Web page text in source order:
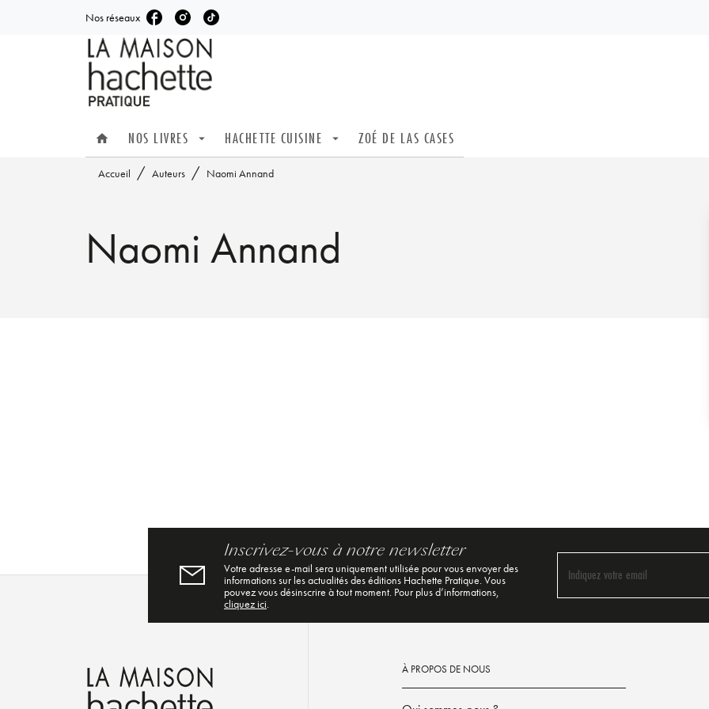
MENU RECHERCHE
Nos réseaux
home NOS LIVRES arrow_drop_down HACHETTE CUISINE arrow_drop_down ZOÉ DE LAS CASES
Accueil / Auteurs / Naomi Annand
Naomi Annand
Inscrivez-vous à notre newsletter
Votre adresse e-mail sera uniquement utilisée pour vous envoyer des
informations sur les actualités des éditions Hachette Pratique. Vous
pouvez vous désinscrire à tout moment. Pour plus d’informations,
cliquez ici.
Indiquez votre email
À PROPOS DE NOUS